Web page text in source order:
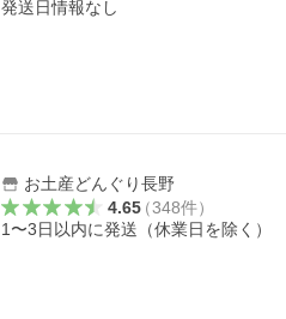
発送日情報なし
お土産どんぐり長野
4.65（348件）
1〜3日以内に発送（休業日を除く）